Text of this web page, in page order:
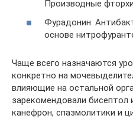
Производные
Фурадонин.
основе
Чаще всего назначаются
конкретно на
влияющие на остальной
зарекомендовали бисептол
канефрон, спазмолитики и